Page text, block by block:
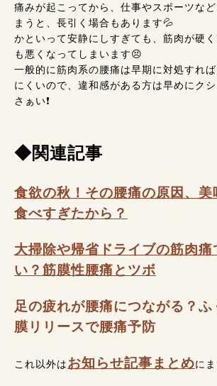
痛みが起こってから、仕事やスポーツな
まうと、長引く場合もあります💦
かといって安静にしすぎても、筋肉が硬
も悪くなってしまいます😣
一般的に筋肉系の腰痛は早期に対処すれ
にくいので、違和感がある方は早めにク
さぁい❗
◆関連記事
食欲の秋！その腰痛の原因、美
食べすぎたから？
大掃除や帰省ドライブの筋肉痛
い？筋膜性腰痛とツボ
足の疲れが腰痛につながる？
膜リリースで腰痛予防
これ以外はお知らせ記事まとめに